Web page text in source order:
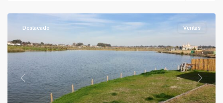
Previous Next
Destacado Ventas